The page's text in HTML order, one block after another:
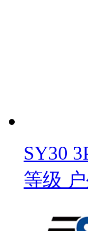
SY30
等级